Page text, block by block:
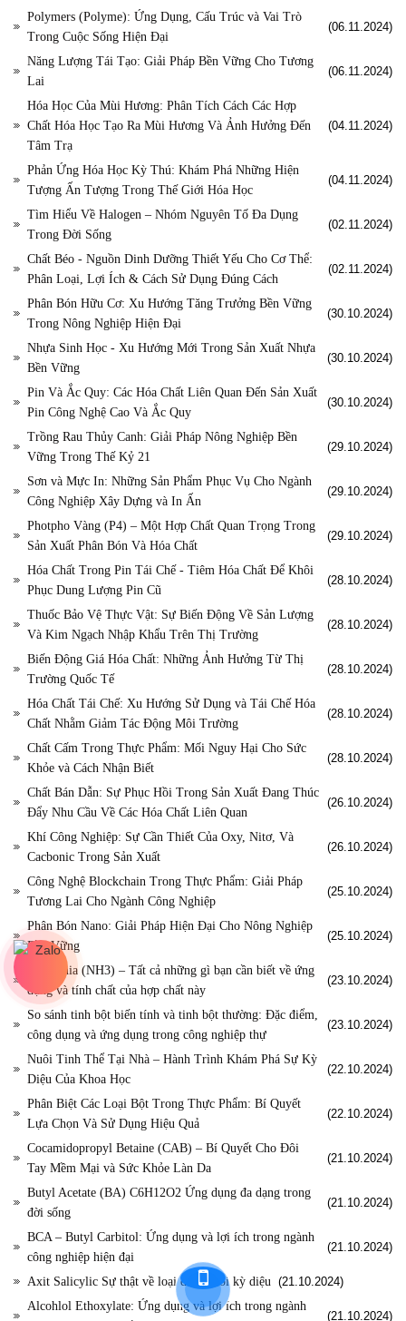
Polymers (Polyme): Ứng Dụng, Cấu Trúc và Vai Trò
Trong Cuộc Sống Hiện Đại
(06.11.2024)
Năng Lượng Tái Tạo: Giải Pháp Bền Vững Cho Tương
Lai
(06.11.2024)
Hóa Học Của Mùi Hương: Phân Tích Cách Các Hợp
Chất Hóa Học Tạo Ra Mùi Hương Và Ảnh Hưởng Đến
Tâm Trạ
(04.11.2024)
Phản Ứng Hóa Học Kỳ Thú: Khám Phá Những Hiện
Tượng Ấn Tượng Trong Thế Giới Hóa Học
(04.11.2024)
Tìm Hiểu Về Halogen – Nhóm Nguyên Tố Đa Dụng
Trong Đời Sống
(02.11.2024)
Chất Béo - Nguồn Dinh Dưỡng Thiết Yếu Cho Cơ Thể:
Phân Loại, Lợi Ích & Cách Sử Dụng Đúng Cách
(02.11.2024)
Phân Bón Hữu Cơ: Xu Hướng Tăng Trưởng Bền Vững
Trong Nông Nghiệp Hiện Đại
(30.10.2024)
Nhựa Sinh Học - Xu Hướng Mới Trong Sản Xuất Nhựa
Bền Vững
(30.10.2024)
Pin Và Ắc Quy: Các Hóa Chất Liên Quan Đến Sản Xuất
Pin Công Nghệ Cao Và Ắc Quy
(30.10.2024)
Trồng Rau Thủy Canh: Giải Pháp Nông Nghiệp Bền
Vững Trong Thế Kỷ 21
(29.10.2024)
Sơn và Mực In: Những Sản Phẩm Phục Vụ Cho Ngành
Công Nghiệp Xây Dựng và In Ấn
(29.10.2024)
Photpho Vàng (P4) – Một Hợp Chất Quan Trọng Trong
Sản Xuất Phân Bón Và Hóa Chất
(29.10.2024)
Hóa Chất Trong Pin Tái Chế - Tiêm Hóa Chất Để Khôi
Phục Dung Lượng Pin Cũ
(28.10.2024)
Thuốc Bảo Vệ Thực Vật: Sự Biến Động Về Sản Lượng
Và Kim Ngạch Nhập Khẩu Trên Thị Trường
(28.10.2024)
Biến Động Giá Hóa Chất: Những Ảnh Hưởng Từ Thị
Trường Quốc Tế
(28.10.2024)
Hóa Chất Tái Chế: Xu Hướng Sử Dụng và Tái Chế Hóa
Chất Nhằm Giảm Tác Động Môi Trường
(28.10.2024)
Chất Cấm Trong Thực Phẩm: Mối Nguy Hại Cho Sức
Khỏe và Cách Nhận Biết
(28.10.2024)
Chất Bán Dẫn: Sự Phục Hồi Trong Sản Xuất Đang Thúc
Đẩy Nhu Cầu Về Các Hóa Chất Liên Quan
(26.10.2024)
Khí Công Nghiệp: Sự Cần Thiết Của Oxy, Nitơ, Và
Cacbonic Trong Sản Xuất
(26.10.2024)
Công Nghệ Blockchain Trong Thực Phẩm: Giải Pháp
Tương Lai Cho Ngành Công Nghiệp
(25.10.2024)
Phân Bón Nano: Giải Pháp Hiện Đại Cho Nông Nghiệp
Bền Vững
(25.10.2024)
Ammonia (NH3) – Tất cả những gì bạn cần biết về ứng
dụng và tính chất của hợp chất này
(23.10.2024)
So sánh tinh bột biến tính và tinh bột thường: Đặc điểm,
công dụng và ứng dụng trong công nghiệp thự
(23.10.2024)
Nuôi Tinh Thể Tại Nhà – Hành Trình Khám Phá Sự Kỳ
Diệu Của Khoa Học
(22.10.2024)
Phân Biệt Các Loại Bột Trong Thực Phẩm: Bí Quyết
Lựa Chọn Và Sử Dụng Hiệu Quả
(22.10.2024)
Cocamidopropyl Betaine (CAB) – Bí Quyết Cho Đôi
Tay Mềm Mại và Sức Khỏe Làn Da
(21.10.2024)
Butyl Acetate (BA) C6H12O2 Ứng dụng đa dạng trong
đời sống
(21.10.2024)
BCA – Butyl Carbitol: Ứng dụng và lợi ích trong ngành
công nghiệp hiện đại
(21.10.2024)
Axit Salicylic Sự thật về loại dung môi kỳ diệu (21.10.2024)
Alcohlol Ethoxylate: Ứng dụng và lợi ích trong ngành
(21.10.2024)